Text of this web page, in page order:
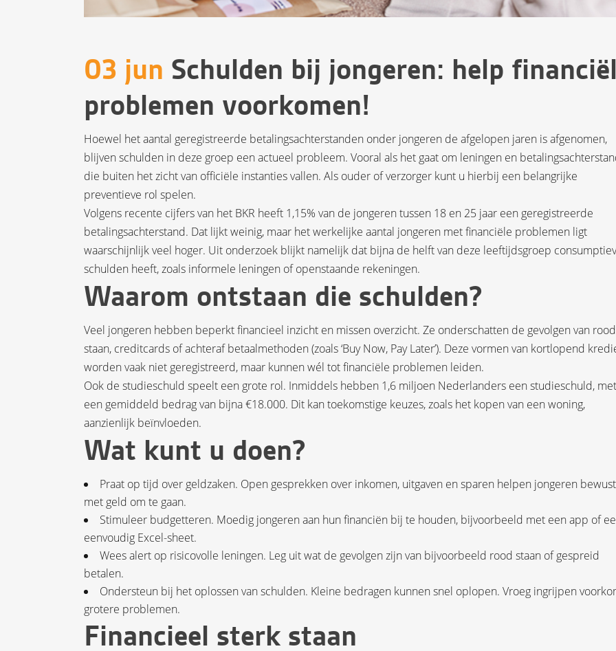
03 jun Schulden bij jongeren: help
problemen voorkomen!
Hoewel het aantal geregistreerde betalingsachterstanden onder jongeren de afgelopen jaren is afgenomen,
blijven schulden in deze groep een actueel probleem. Vooral als het gaat om leningen en
die buiten het zicht van officiële instanties vallen. Als ouder of verzorger kunt u hierbij een belangrijke
preventieve rol spelen.
Volgens recente cijfers van het BKR heeft 1,15% van de jongeren tussen 18 en 25 jaar een geregistreerde
betalingsachterstand. Dat lijkt weinig, maar het werkelijke aantal jongeren met financiële problemen ligt
waarschijnlijk veel hoger. Uit onderzoek blijkt namelijk dat bijna de helft van deze leeftijdsgroep
schulden heeft, zoals informele leningen of openstaande rekeningen.
Waarom ontstaan die schulden?
Veel jongeren hebben beperkt financieel inzicht en missen overzicht. Ze onderschatten de gevolgen van rood
staan, creditcards of achteraf betaalmethoden (zoals ‘Buy Now, Pay Later’). Deze vormen van kortlopend
worden vaak niet geregistreerd, maar kunnen wél tot financiële problemen leiden.
Ook de studieschuld speelt een grote rol. Inmiddels hebben 1,6 miljoen Nederlanders een studieschuld, met
een gemiddeld bedrag van bijna €18.000. Dit kan toekomstige keuzes, zoals het kopen van een woning,
aanzienlijk beïnvloeden.
Wat kunt u doen?
Praat op tijd over geldzaken. Open gesprekken over inkomen, uitgaven en sparen helpen jongeren
met geld om te gaan.
Stimuleer budgetteren. Moedig jongeren aan hun financiën bij te houden, bijvoorbeeld met een app of
eenvoudig Excel-sheet.
Wees alert op risicovolle leningen. Leg uit wat de gevolgen zijn van bijvoorbeeld rood staan of gespreid
betalen.
Ondersteun bij het oplossen van schulden. Kleine bedragen kunnen snel oplopen. Vroeg ingrijpen
grotere problemen.
Financieel sterk staan